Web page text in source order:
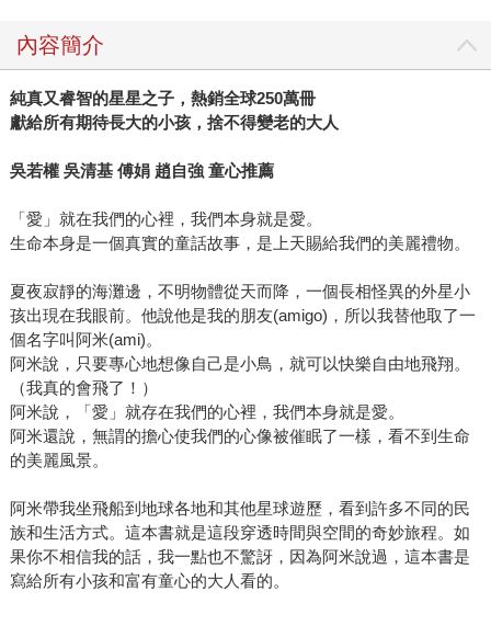
內容簡介
純真又睿智的星星之子，熱銷全球250萬冊
獻給所有期待長大的小孩，捨不得變老的大人
吳若權 吳清基 傅娟 趙自強 童心推薦
「愛」就在我們的心裡，我們本身就是愛。
生命本身是一個真實的童話故事，是上天賜給我們的美麗禮物。
夏夜寂靜的海灘邊，不明物體從天而降，一個長相怪異的外星小
孩出現在我眼前。他說他是我的朋友(amigo)，所以我替他取了一
個名字叫阿米(ami)。
阿米說，只要專心地想像自己是小鳥，就可以快樂自由地飛翔。
（我真的會飛了！）
阿米說，「愛」就存在我們的心裡，我們本身就是愛。
阿米還說，無謂的擔心使我們的心像被催眠了一樣，看不到生命
的美麗風景。
阿米帶我坐飛船到地球各地和其他星球遊歷，看到許多不同的民
族和生活方式。這本書就是這段穿透時間與空間的奇妙旅程。如
果你不相信我的話，我一點也不驚訝，因為阿米說過，這本書是
寫給所有小孩和富有童心的大人看的。